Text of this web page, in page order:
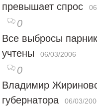
превышает спрос
0
Все выбросы
учтены
06/03/2006
0
Владимир
губернатора
06/03/